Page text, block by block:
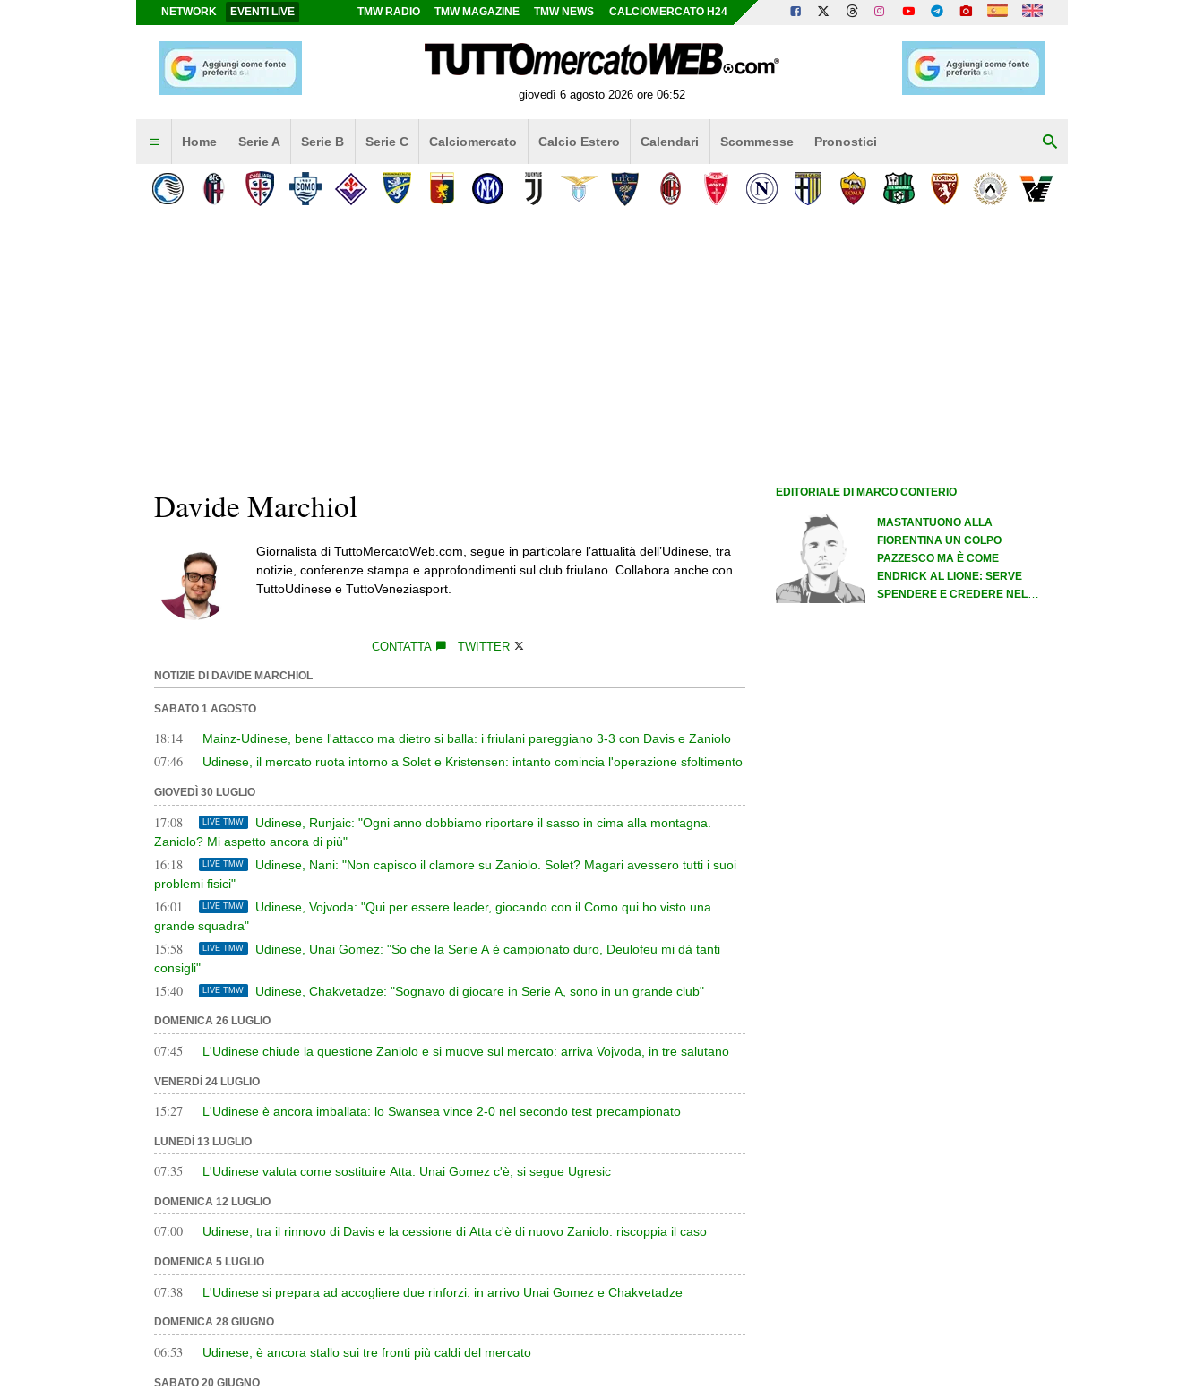
NETWORK EVENTI LIVE TMW RADIO TMW MAGAZINE TMW NEWS CALCIOMERCATO H24
giovedì 6 agosto 2026 ore 06:52
Home Serie A Serie B Serie C Calciomercato Calcio Estero Calendari Scommesse Pronostici
Davide Marchiol
Giornalista di TuttoMercatoWeb.com, segue in particolare l’attualità dell’Udinese, tra
notizie, conferenze stampa e approfondimenti sul club friulano. Collabora anche con
TuttoUdinese e TuttoVeneziasport.
CONTATTA TWITTER
NOTIZIE DI DAVIDE MARCHIOL
SABATO 1 AGOSTO
18:14 Mainz-Udinese, bene l'attacco ma dietro si balla: i friulani pareggiano 3-3 con Davis e Zaniolo
07:46 Udinese, il mercato ruota intorno a Solet e Kristensen: intanto comincia l'operazione sfoltimento
GIOVEDÌ 30 LUGLIO
17:08 LIVE TMW
Udinese, Runjaic: "Ogni anno dobbiamo riportare il sasso in cima alla montagna.
Zaniolo? Mi aspetto ancora di più"
16:18 LIVE TMW
Udinese, Nani: "Non capisco il clamore su Zaniolo. Solet? Magari avessero tutti i suoi
problemi fisici"
16:01 LIVE TMW
Udinese, Vojvoda: "Qui per essere leader, giocando con il Como qui ho visto una
grande squadra"
15:58 LIVE TMW
Udinese, Unai Gomez: "So che la Serie A è campionato duro, Deulofeu mi dà tanti
consigli"
15:40 LIVE TMW Udinese, Chakvetadze: "Sognavo di giocare in Serie A, sono in un grande club"
DOMENICA 26 LUGLIO
07:45 L'Udinese chiude la questione Zaniolo e si muove sul mercato: arriva Vojvoda, in tre salutano
VENERDÌ 24 LUGLIO
15:27 L'Udinese è ancora imballata: lo Swansea vince 2-0 nel secondo test precampionato
LUNEDÌ 13 LUGLIO
07:35 L'Udinese valuta come sostituire Atta: Unai Gomez c'è, si segue Ugresic
DOMENICA 12 LUGLIO
07:00 Udinese, tra il rinnovo di Davis e la cessione di Atta c'è di nuovo Zaniolo: riscoppia il caso
DOMENICA 5 LUGLIO
07:38 L'Udinese si prepara ad accogliere due rinforzi: in arrivo Unai Gomez e Chakvetadze
DOMENICA 28 GIUGNO
06:53 Udinese, è ancora stallo sui tre fronti più caldi del mercato
SABATO 20 GIUGNO
EDITORIALE DI MARCO CONTERIO
MASTANTUONO ALLA
FIORENTINA UN COLPO
PAZZESCO MA È COME
ENDRICK AL LIONE: SERVE
SPENDERE E CREDERE NELLO